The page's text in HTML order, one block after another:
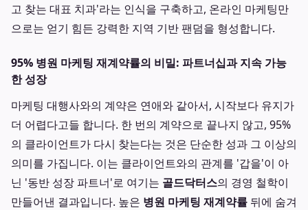
고 찾는 대표 치과'라는 인식을 구축하고, 온라인 마케팅만
으로는 얻기 힘든 강력한 지역 기반 팬덤을 형성합니다.
95% 병원 마케팅 재계약률의 비밀: 파트너십과 지속 가능
한 성장
마케팅 대행사와의 계약은 연애와 같아서, 시작보다 유지가
더 어렵다고들 합니다. 한 번의 계약으로 끝나지 않고, 95%
의 클라이언트가 다시 찾는다는 것은 단순한 성과 그 이상의
의미를 가집니다. 이는 클라이언트와의 관계를 '갑을'이 아
닌 '동반 성장 파트너'로 여기는 골드닥터스의 경영 철학이
만들어낸 결과입니다. 높은 병원 마케팅 재계약률 뒤에 숨겨